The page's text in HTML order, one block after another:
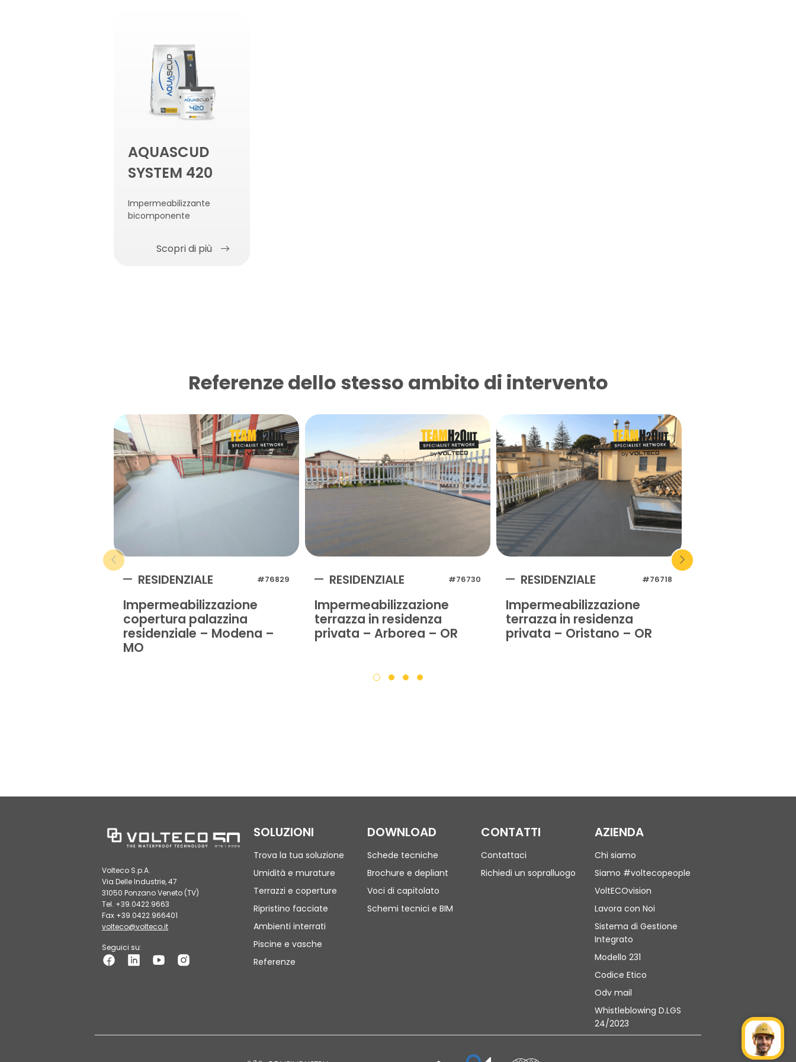
AQUASCUD
SYSTEM 420
Impermeabilizzante
bicomponente
Scopri di più
Referenze dello stesso ambito di intervento
RESIDENZIALE #76829
Impermeabilizzazione
copertura palazzina
residenziale – Modena –
MO
RESIDENZIALE #76730
Impermeabilizzazione
terrazza in residenza
privata – Arborea – OR
RESIDENZIALE #76718
Impermeabilizzazione
terrazza in residenza
privata – Oristano – OR
Volteco S.p.A.
Via Delle Industrie, 47
31050 Ponzano Veneto (TV)
Tel. +39.0422.9663
Fax +39.0422.966401
volteco@volteco.it
Seguici su:
SOLUZIONI
Trova la tua soluzione
Umidità e murature
Terrazzi e coperture
Ripristino facciate
Ambienti interrati
Piscine e vasche
Referenze
DOWNLOAD
Schede tecniche
Brochure e depliant
Voci di capitolato
Schemi tecnici e BIM
CONTATTI
Contattaci
Richiedi un sopralluogo
AZIENDA
Chi siamo
Siamo #voltecopeople
VoltECOvision
Lavora con Noi
Sistema di Gestione
Integrato
Modello 231
Codice Etico
Odv mail
Whistleblowing D.LGS
24/2023
Mr